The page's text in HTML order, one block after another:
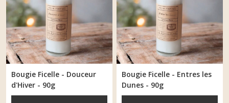
Bougie Ficelle - Douceur
d'Hiver - 90g
Bougie Ficelle - Entres les
Dunes - 90g